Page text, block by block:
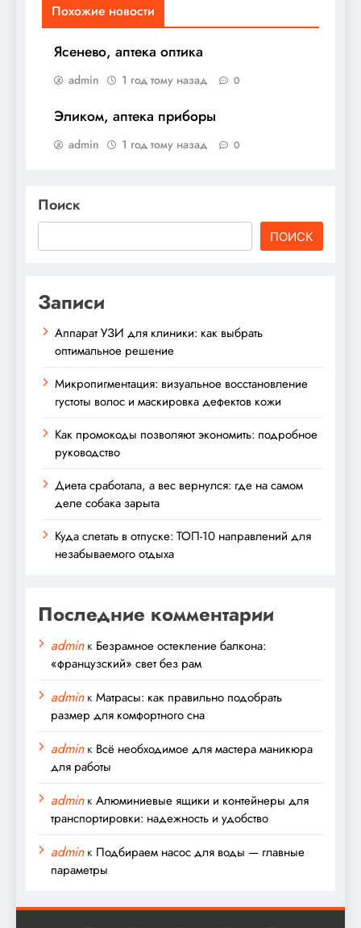
Похожие новости
Ясенево, аптека оптика
admin 1 год тому назад 0
Эликом, аптека приборы
admin 1 год тому назад 0
Поиск
ПОИСК
Записи
Аппарат УЗИ для клиники: как выбрать
оптимальное решение
Микропигментация: визуальное восстановление
густоты волос и маскировка дефектов кожи
Как промокоды позволяют экономить: подробное
руководство
Диета сработала, а вес вернулся: где на самом
деле собака зарыта
Куда слетать в отпуске: ТОП-10 направлений для
незабываемого отдыха
Последние комментарии
adminк Безрамное остекление балкона:
«французский» свет без рам
adminкМатрасы: как правильно подобрать
размер для комфортного сна
adminк Всё необходимое для мастера маникюра
для работы
adminкАлюминиевые ящики и контейнеры для
транспортировки: надежность и удобство
adminк Подбираем насос для воды — главные
параметры